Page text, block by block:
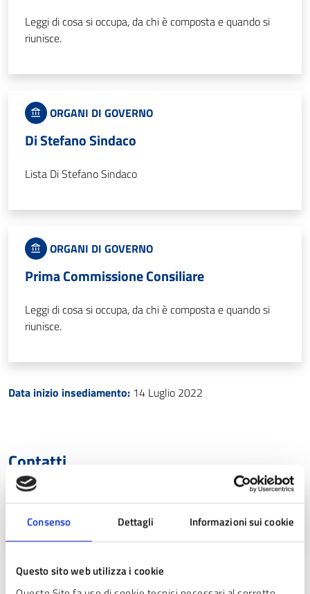
Consenso Dettagli Informazioni sui cookie
Questo sito web utilizza i cookie
Leggi di cosa si occupa, da chi è composta e quando si
riunisce.
ORGANI DI GOVERNO
Di Stefano Sindaco
Lista Di Stefano Sindaco
ORGANI DI GOVERNO
Prima Commissione Consiliare
Leggi di cosa si occupa, da chi è composta e quando si
riunisce.
Data inizio insediamento: 14 Luglio 2022
Contatti
Email
r.bonato@sestosg.net